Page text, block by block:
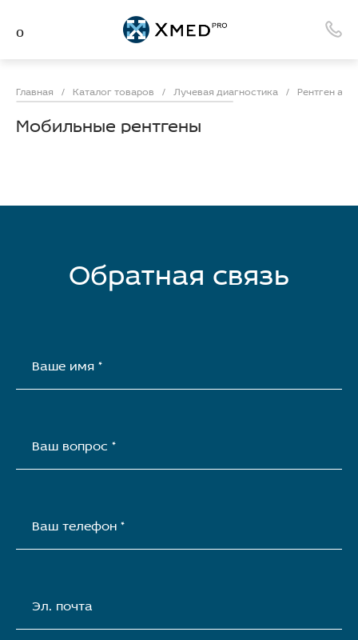
Главная / Каталог товаров / Лучевая диагностика / Рентген
Мобильные рентгены
Обратная связь
Ваше имя *
Ваш вопрос *
Ваш телефон *
Эл. почта